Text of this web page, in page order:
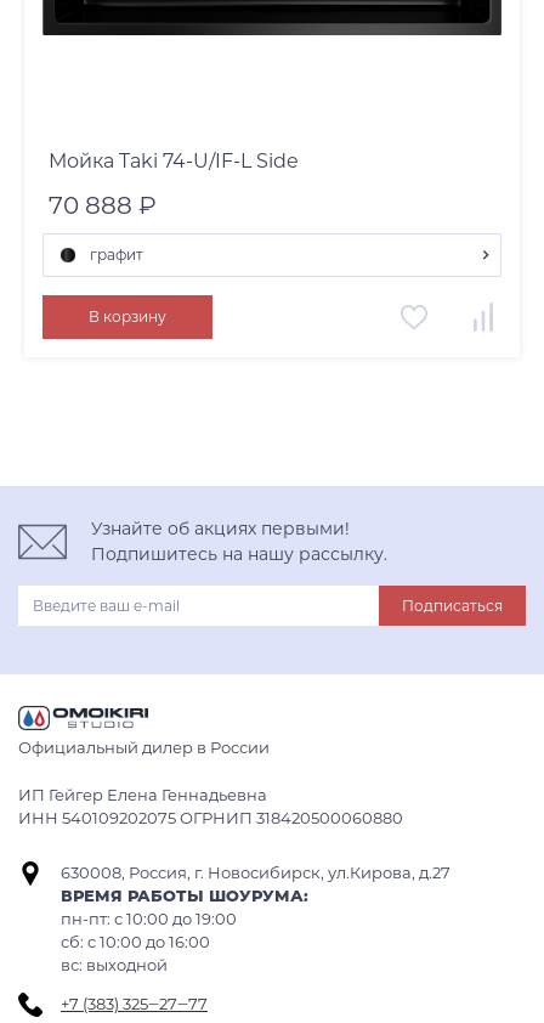
Мойка Taki 74-U/IF-L Side
70 888 ₽
графит
графит
нержавеющая сталь
В корзину
Узнайте об акциях первыми!
Подпишитесь на нашу рассылку.
Подписаться
Официальный дилер в России
ИП Гейгер Елена Геннадьевна
ИНН 540109202075 ОГРНИП 318420500060880
630008, Россия, г. Новосибирск, ул.Кирова, д.27
ВРЕМЯ РАБОТЫ ШОУРУМА:
пн-пт: с 10:00 до 19:00
сб: c 10:00 до 16:00
вс: выходной
+7 (383) 325‒27‒77